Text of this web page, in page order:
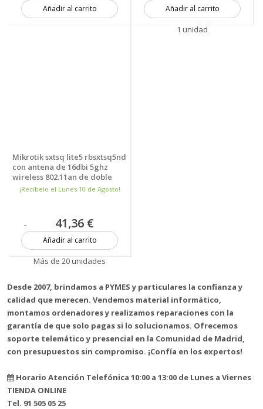
Añadir al carrito Añadir al carrito
1 unidad
Mikrotik sxtsq lite5 rbsxtsq5nd
con antena de 16dbi 5ghz
wireless 802.11an de doble
cadena cpu de 600mhz 64mb
¡Recíbelo el Lunes 10 de Agosto!
41,36 €
Añadir al carrito
Más de 20 unidades
Desde 2007, brindamos a PYMES y particulares la confianza y
calidad que merecen. Vendemos material informático,
montamos ordenadores y realizamos reparaciones con la
garantía de que solo pagas si lo solucionamos. Ofrecemos
soporte telemático y presencial en la Comunidad de Madrid,
con presupuestos sin compromiso. ¡Confía en los expertos!
Horario Atención Telefónica 10:00 a 13:00 de Lunes a Viernes
TIENDA ONLINE
Tel. 91 505 05 25